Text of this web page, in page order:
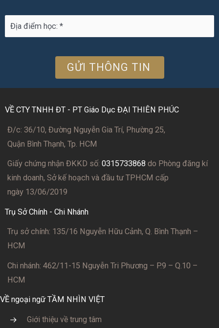
VỀ CTY TNHH ĐT - PT Giáo Dục ĐẠI THIÊN PHÚC
Đ/c: 36/10, Đường Nguyễn Gia Trí, Phường 25,
Quận Bình Thạnh, Tp. HCM
Giấy chứng nhận ĐKKD số: 0315733868 do Phòng đăng kí
kinh doanh, Sở kế hoạch và đầu tư TPHCM cấp
ngày 13/06/2019
Trụ Sở Chính - Chi Nhánh
Trụ sở chính: 135/16 Nguyễn Hữu Cảnh, Q. Bình Thạnh –
HCM
Chi nhánh: 462/11-15 Nguyễn Tri Phương – P.9 – Q.10 –
HCM
VỀ ngoại ngữ TẦM NHÌN VIỆT
Giới thiệu về trung tâm